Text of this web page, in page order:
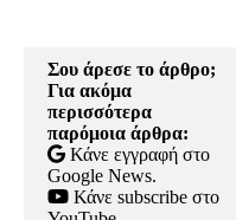
Σου άρεσε το άρθρο;
Για ακόμα
περισσότερα
παρόμοια άρθρα:
Κάνε εγγραφή στο
Google News.
Κάνε subscribe στο